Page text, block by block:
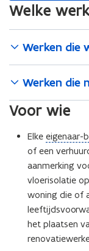
nieuw
venster
Welke
Werken die
Werken die
Voor wie
Elke eigenaar-
(
o
p
e
n
d
e
f
of een
aanmerking
vloerisolatie
woning die of
het plaatsen